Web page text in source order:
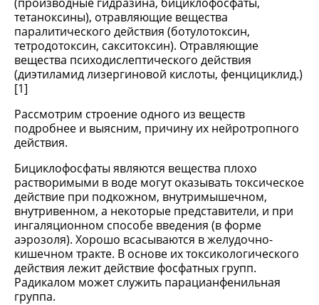
тетаноксины), отравляющие вещества
паралитического действия (ботулотоксин,
тетродотоксин, сакситоксин). Отравляющие
вещества психодислептического действия
(диэтиламид лизергиновой кислоты, фенцициклид.)
[1]
Рассмотрим строение одного из веществ
подробнее и выясним, причину их нейротропного
действия.
Бициклофосфаты являются вещества плохо
растворимыми в воде могут оказывать токсическое
действие при подкожном, внутримышечном,
внутривенном, а некоторые представители, и при
ингаляционном способе введения (в форме
аэрозоля). Хорошо всасываются в желудочно-
кишечном тракте. В основе их токсикологического
действия лежит действие фосфатных групп.
Радикалом может служить парацианфенильная
группа.